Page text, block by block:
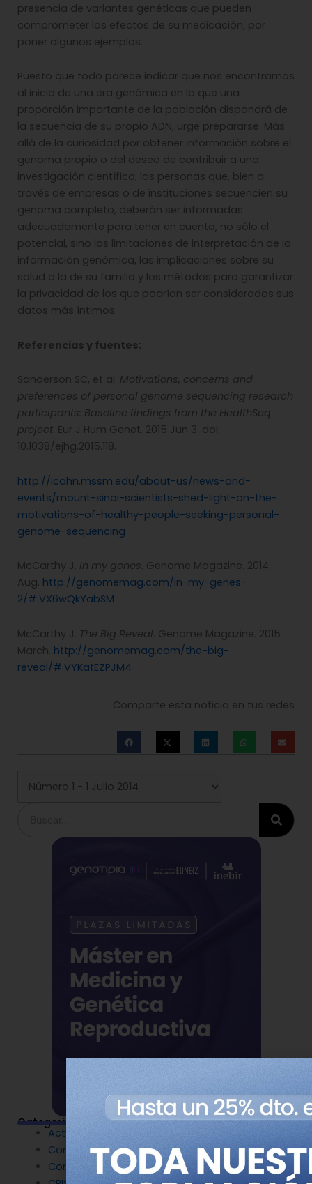
presencia de variantes genéticas que pueden
comprometer los efectos de su medicación, por
poner algunos ejemplos.
Puesto que todo parece indicar que nos encontramos
al inicio de una era genómica en la que una
proporción importante de la población dispondrá de
la secuencia de su propio ADN, urge prepararse. Más
allá de la curiosidad por obtener información sobre el
genoma propio o del deseo de contribuir a una
investigación científica, las personas que, bien a
través de empresas o de instituciones secuencien su
genoma completo, deberán ser informadas
adecuadamente para tener en cuenta, no sólo el
potencial, sino las limitaciones de interpretación de la
información genómica, las implicaciones sobre su
salud o la de su familia y los métodos para garantizar
la privacidad de los que podrían ser considerados sus
datos más íntimos.
Referencias y fuentes:
Sanderson SC, et al. Motivations, concerns and
preferences of personal genome sequencing research
participants: Baseline findings from the HealthSeq
project. Eur J Hum Genet. 2015 Jun 3. doi:
10.1038/ejhg.2015.118.
http://icahn.mssm.edu/about-us/news-and-
events/mount-sinai-scientists-shed-light-on-the-
motivations-of-healthy-people-seeking-personal-
genome-sequencing
McCarthy J. In my genes. Genome Magazine. 2014.
Aug. http://genomemag.com/in-my-genes-
2/#.VX6wQkYabSM
McCarthy J. The Big Reveal. Genome Magazine. 2015
March. http://genomemag.com/the-big-
reveal/#.VYKatEZPJM4
Comparte esta noticia en tus redes
Categorías
Actualidad
Congresos
Coronavirus